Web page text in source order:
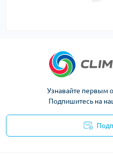
Узнавайте первым
Подпишитесь на